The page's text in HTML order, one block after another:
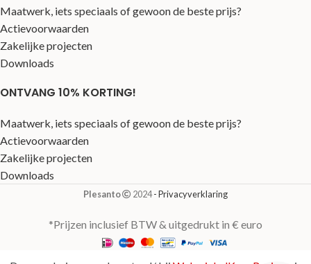
Maatwerk, iets speciaals of gewoon de beste prijs?
Actievoorwaarden
Zakelijke projecten
Downloads
ONTVANG 10% KORTING!
Maatwerk, iets speciaals of gewoon de beste prijs?
Actievoorwaarden
Zakelijke projecten
Downloads
Plesanto 2024- Privacyverklaring
*Prijzen inclusief BTW & uitgedrukt in € euro